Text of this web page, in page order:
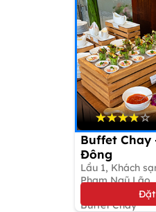
Buffet Chay
Đông
Lầu 1, Khách
Phạm Ngũ Lão,
Buffet Chay
Đặt